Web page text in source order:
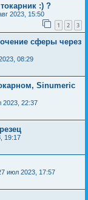
:) ?
2023, 15:50
1 2 3
сферы через
08:29
Sinumeric
2023, 22:37
19:17
июл 2023, 17:57